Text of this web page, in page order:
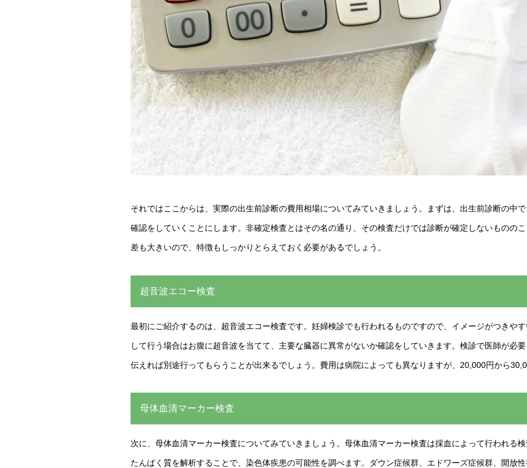
それではここからは、実際の出生前診断の費用相場についてみていきましょう。まずは、出生前診断の中
確認をしていくことにします。非確定検査とはその名の通り、その検査だけでは診断が確定しないものの
差も大きいので、特徴もしっかりとらえておく必要があるでしょう。
超音波エコー検査
最初にご紹介するのは、超音波エコー検査です。妊婦検診でも行われるものですので、イメージがつきや
して行う場合はお腹に超音波を当てて、主要な臓器に異常がないか確認をしていきます。検診で医師が必
伝えれば別途行ってもらうことが出来るでしょう。費用は病院によっても異なりますが、20,000円から
母体血清マーカー検査
次に、母体血清マーカー検査についてみていきましょう。母体血清マーカー検査は採血によって行われる
たんぱく質を解析することで、染色体疾患の可能性を調べます。ダウン症候群、エドワーズ症候群、開放